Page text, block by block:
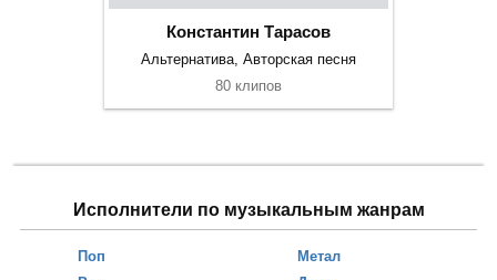
Константин Тарасов
Альтернатива, Авторская песня
80 клипов
Исполнители по музыкальным жанрам
Поп
Метал